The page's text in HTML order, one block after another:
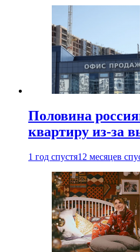
Половина
квартиру из-за
1 год спустя12 месяцев